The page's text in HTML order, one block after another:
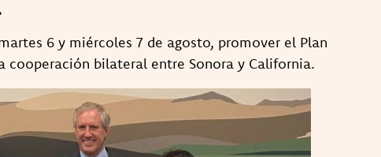
6 y miércoles 7 de agosto, promover el Plan
cooperación bilateral entre Sonora y California.